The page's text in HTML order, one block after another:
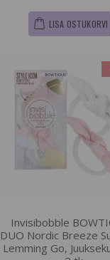
LISA OSTUKORVI
Invisibobble
DUO Nordic Breeze
Lemming Go,